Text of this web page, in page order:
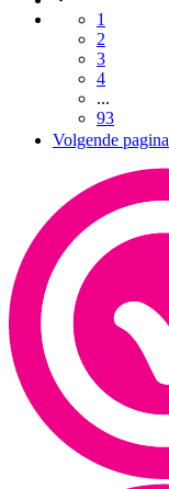
1
2
3
4
...
93
Volgende pagina